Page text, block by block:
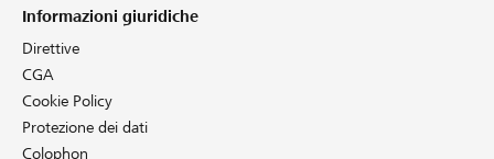
Informazioni giuridiche
Direttive
CGA
Cookie Policy
Protezione dei dati
Colophon